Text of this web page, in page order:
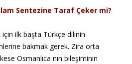
Sentezine Taraf Çeker mi?
ilk başta Türkçe dilinin
bakmak gerek. Zira orta
Osmanlıca nın bileşiminin